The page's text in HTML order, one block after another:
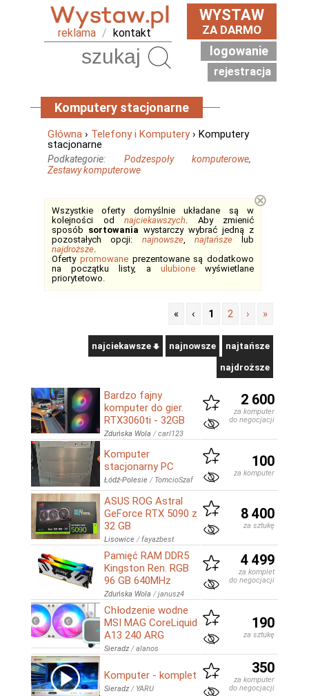
reklama / kontakt
WYSTAW
ZA DARMO
logowanie
rejestracja
Komputery stacjonarne
Główna › Telefony i Komputery› Komputery
stacjonarne
Podkategorie: Podzespoły komputerowe,
Zestawy komputerowe
Wszystkie oferty domyślnie układane są w
kolejności od najciekawszych. Aby zmienić
sposób sortowania wystarczy wybrać jedną z
pozostałych opcji: najnowsze, najtańszelub
najdroższe.
Oferty promowaneprezentowane są dodatkowo
na początku listy, a ulubionewyświetlane
priorytetowo.
⊗
« ‹ 1 2 › »
najciekawsze najnowsze najtańsze
najdroższe
Bardzo fajny
komputer do gier.
RTX3060ti - 32GB
Zduńska Wola /carl123
2 600
za komputer
do negocjacji
Komputer
stacjonarny PC
Łódź-Polesie / TomcioSzaf
100
za komputer
ASUS ROG Astral
GeForce RTX 5090 z
32 GB
Lisowice /fayazbest
8 400
za sztukę
Pamięć RAM DDR5
Kingston Ren. RGB
96 GB 640MHz
Zduńska Wola /janusz4
4 499
za komplet
do negocjacji
Chłodzenie wodne
MSI MAG CoreLiquid
A13 240 ARG
Sieradz /alanos
190
za sztukę
Komputer - komplet
Sieradz / YARU
350
za komputer
do negocjacji